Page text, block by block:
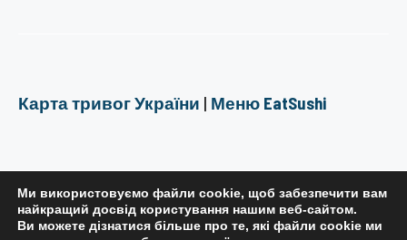
Карта тривог України | Меню EatSushi
Ми використовуємо файли cookie, щоб забезпечити вам
найкращий досвід користування нашим веб-сайтом.
Ви можете дізнатися більше про те, які файли cookie ми